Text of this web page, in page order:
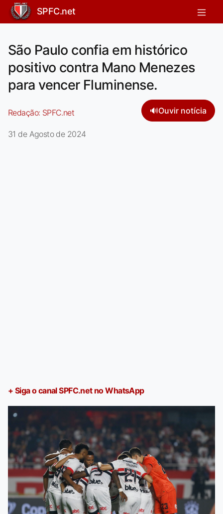
SPFC.net
São Paulo confia em histórico
positivo contra Mano Menezes
para vencer Fluminense.
Redação: SPFC.net 🔊Ouvir notícia
31 de Agosto de 2024
+ Siga o canal SPFC.net no WhatsApp